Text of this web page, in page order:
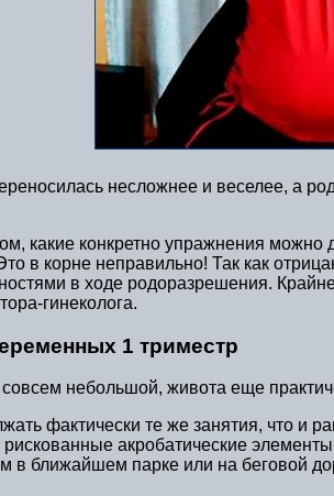
несложнее и веселее, а
какие конкретно упражнения
в корне неправильно! Так как
в ходе родоразрешения.
гинеколога.
1 триместр
небольшой, живота еще
фактически те же занятия, что и
акробатические
в ближайшем парке или на беговой